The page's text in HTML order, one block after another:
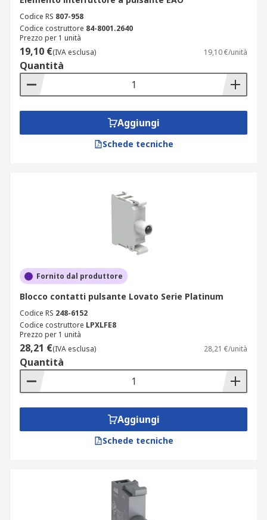
Codice RS 807-958
Codice costruttore 84-8001.2640
Prezzo per 1 unità
19,10 €(IVA esclusa) 19,10 €/unità
Quantità
Aggiungi
Schede tecniche
Fornito dal produttore
Blocco contatti pulsante Lovato Serie Platinum
Codice RS 248-6152
Codice costruttore LPXLFE8
Prezzo per 1 unità
28,21 €(IVA esclusa) 28,21 €/unità
Quantità
Aggiungi
Schede tecniche